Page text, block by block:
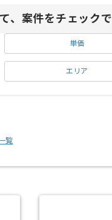
、案件をチェックで
単価
エリア
覧